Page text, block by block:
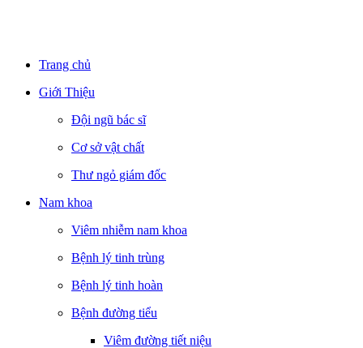
Trang chủ
Giới Thiệu
Đội ngũ bác sĩ
Cơ sở vật chất
Thư ngỏ giám đốc
Nam khoa
Viêm nhiễm nam khoa
Bệnh lý tinh trùng
Bệnh lý tinh hoàn
Bệnh đường tiểu
Viêm đường tiết niệu